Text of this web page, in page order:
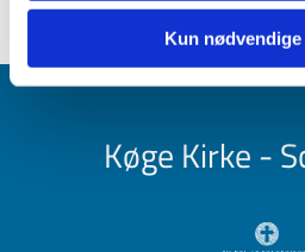
Kun
Køge Kirke -